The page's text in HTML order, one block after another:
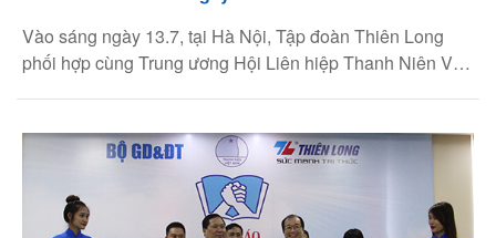
Vào sáng ngày 13.7, tại Hà Nội, Tập đoàn Thiên Long
phối hợp cùng Trung ương Hội Liên hiệp Thanh Niên Việt
nay, chương trình triển khai nhiều hoạt động hỗ trợ giáo
viên vùng biển đảo.